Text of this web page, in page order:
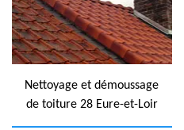
Nettoyage et démoussage
de toiture 28 Eure-et-Loir